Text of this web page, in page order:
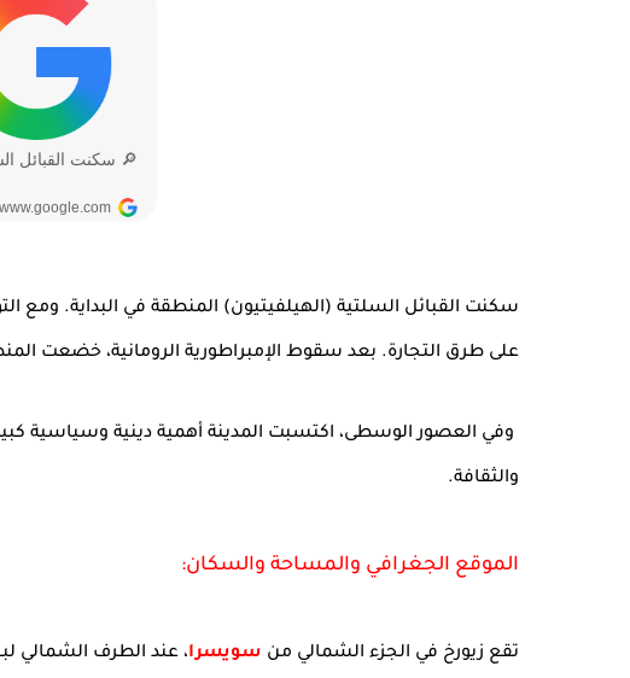
سكنت القبائل السلتية (الهيلفيتيون) المنطقة في البداية. ومع
على طرق التجارة. بعد سقوط الإمبراطورية الرومانية، خضعت
وفي العصور الوسطى، اكتسبت المدينة أهمية دينية وسياسية
والثقافة.
الموقع الجغرافي والمساحة والسكان:
تقع زيورخ في الجزء الشمالي من سويسرا، عند الطرف الشمالي